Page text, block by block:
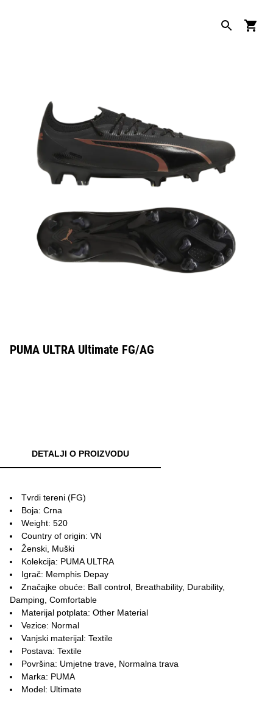
PUMA ULTRA Ultimate FG/AG
DETALJI O PROIZVODU
Tvrdi tereni (FG)
Boja: Crna
Weight: 520
Country of origin: VN
Ženski, Muški
Kolekcija: PUMA ULTRA
Igrač: Memphis Depay
Značajke obuće: Ball control, Breathability, Durability,
Damping, Comfortable
Materijal potplata: Other Material
Vezice: Normal
Vanjski materijal: Textile
Postava: Textile
Površina: Umjetne trave, Normalna trava
Marka: PUMA
Model: Ultimate